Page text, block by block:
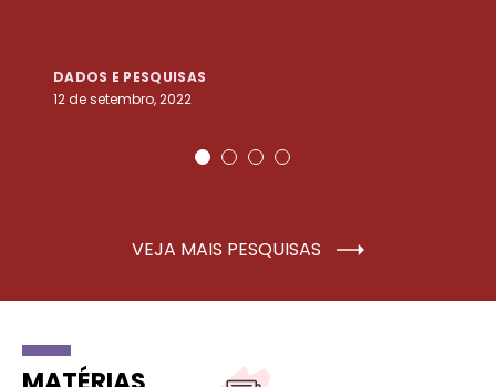
DADOS E PESQUISAS
12 de setembro, 2022
VEJA MAIS PESQUISAS